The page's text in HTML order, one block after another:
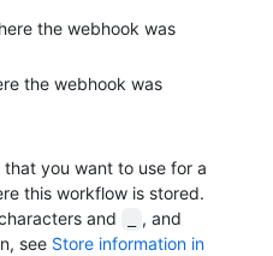
the webhook was
the webhook was
you want to use for a
this workflow is stored.
and
, and
see Store information in